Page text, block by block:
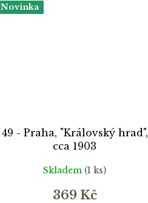
Novinka
49 - Praha, "Královský hrad",
cca 1903
Skladem (1 ks)
369 Kč